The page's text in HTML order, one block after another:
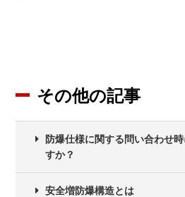
その他の記事
防爆仕様に関する問い合わせ
すか？
安全増防爆構造とは